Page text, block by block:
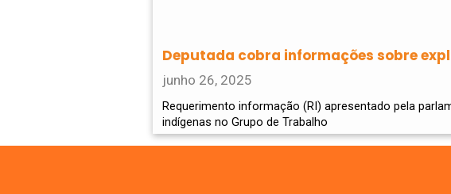
Deputada cobra informações sobre
junho 26, 2025
Requerimento informação (RI) apresentado pela
indígenas no Grupo de Trabalho